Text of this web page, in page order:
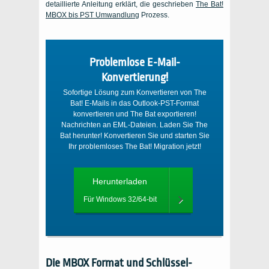
detaillierte Anleitung erklärt, die geschrieben The Bat!
MBOX bis PST Umwandlung Prozess.
Problemlose E-Mail-
Konvertierung!
Sofortige Lösung zum Konvertieren von The
Bat! E-Mails in das Outlook-PST-Format
konvertieren und The Bat exportieren!
Nachrichten an EML-Dateien. Laden Sie The
Bat herunter! Konvertieren Sie und starten Sie
Ihr problemloses The Bat! Migration jetzt!
Herunterladen
Für Windows 32/64-bit
Die MBOXFormat und Schlüssel-